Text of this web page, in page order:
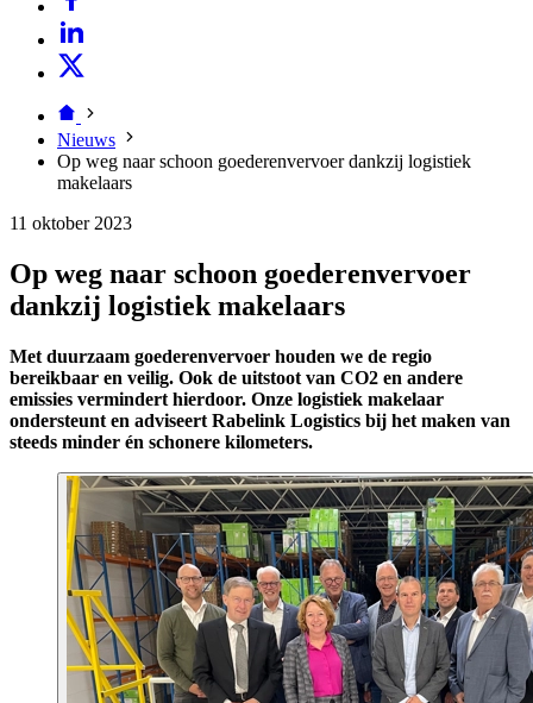
Nieuws
Op weg naar schoon goederenvervoer dankzij logistiek
makelaars
11 oktober 2023
Op weg naar schoon goederenvervoer
dankzij logistiek makelaars
Met duurzaam goederenvervoer houden we de regio
bereikbaar en veilig. Ook de uitstoot van CO2 en andere
emissies vermindert hierdoor. Onze logistiek makelaar
ondersteunt en adviseert Rabelink Logistics bij het maken van
steeds minder én schonere kilometers.